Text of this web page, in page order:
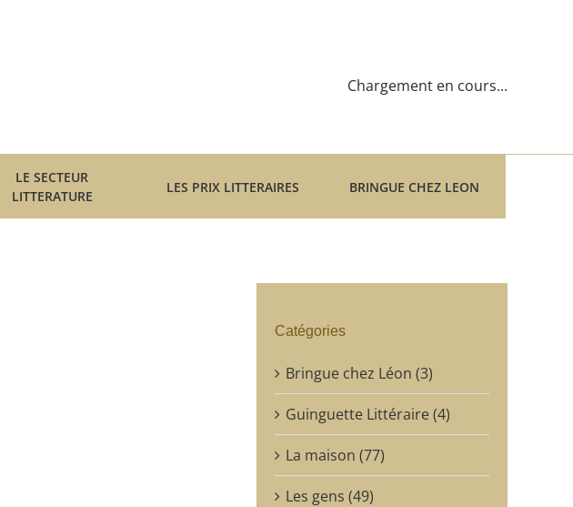
Chargement en cours...
LE SECTEUR
LITTERATURE
LES PRIX LITTERAIRES BRINGUE CHEZ LEON
Catégories
Bringue chez Léon (3)
Guinguette Littéraire (4)
La maison (77)
Les gens (49)